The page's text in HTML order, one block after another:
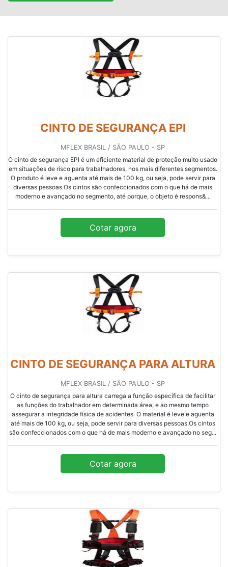
CINTO DE SEGURANÇA EPI
MFLEX BRASIL / SÃO PAULO - SP
O cinto de segurança EPI é um eficiente material de proteção muito usado
em situações de risco para trabalhadores, nos mais diferentes segmentos.
O produto é leve e aguenta até mais de 100 kg, ou seja, pode servir para
diversas pessoas.Os cintos são confeccionados com o que há de mais
moderno e avançado no segmento, até porque, o objeto é respons&...
Cotar agora
CINTO DE SEGURANÇA PARA ALTURA
MFLEX BRASIL / SÃO PAULO - SP
O cinto de segurança para altura carrega a função específica de facilitar
as funções do trabalhador em determinada área, e ao mesmo tempo
assegurar a integridade física de acidentes. O material é leve e aguenta
até mais de 100 kg, ou seja, pode servir para diversas pessoas.Os cintos
são confeccionados com o que há de mais moderno e avançado no seg...
Cotar agora